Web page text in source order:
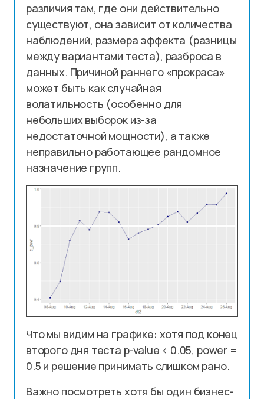
различия там, где они действительно
существуют, она зависит от количества
наблюдений, размера эффекта (разницы
между вариантами теста), разброса в
данных. Причиной раннего «прокраса»
может быть как случайная
волатильность (особенно для
небольших выборок из-за
недостаточной мощности), а также
неправильно работающее рандомное
назначение групп.
Что мы видим на графике: хотя под конец
второго дня теста p-value < 0.05, power =
0.5 и решение принимать слишком рано.
Важно посмотреть хотя бы один бизнес-